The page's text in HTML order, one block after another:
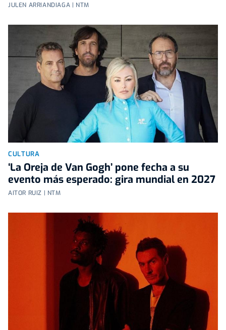
JULEN ARRIANDIAGA | NTM
CULTURA
‘La Oreja de Van Gogh’ pone fecha a su
evento más esperado: gira mundial en 2027
AITOR RUIZ | NTM